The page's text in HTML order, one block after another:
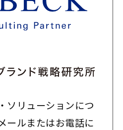
ソリューションにつ
ールまたはお電話に